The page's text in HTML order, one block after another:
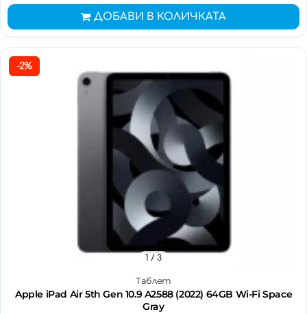
ДОБАВИ В КОЛИЧКАТА
-2%
Таблет
Apple iPad Air 5th Gen 10.9 A2588 (2022) 64GB Wi-Fi Space
Gray
1 / 3